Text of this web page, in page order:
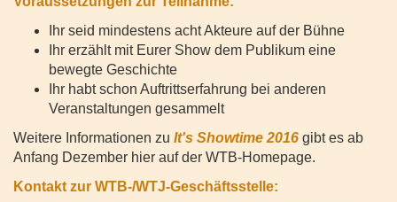
Ihr seid mindestens acht Akteure auf der Bühne
Ihr erzählt mit Eurer Show dem Publikum eine
bewegte Geschichte
Ihr habt schon Auftrittserfahrung bei anderen
Veranstaltungen gesammelt
Weitere Informationen zu It's Showtime 2016 gibt es ab
Anfang Dezember hier auf der WTB-Homepage.
Kontakt zur WTB-/WTJ-Geschäftsstelle: